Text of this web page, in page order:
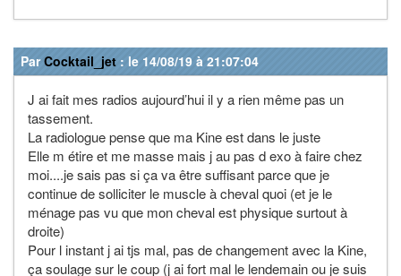
ParCocktail_jet : le 14/08/19 à 21:07:04
J ai fait mes radios aujourd’hui il y a rien même pas un
tassement.
La radiologue pense que ma Kine est dans le juste
Elle m étire et me masse mais j au pas d exo à faire chez
moi....je sais pas si ça va être suffisant parce que je
continue de solliciter le muscle à cheval quoi (et je le
ménage pas vu que mon cheval est physique surtout à
droite)
Pour l instant j ai tjs mal, pas de changement avec la Kine,
ça soulage sur le coup (j ai fort mal le lendemain ou je suis